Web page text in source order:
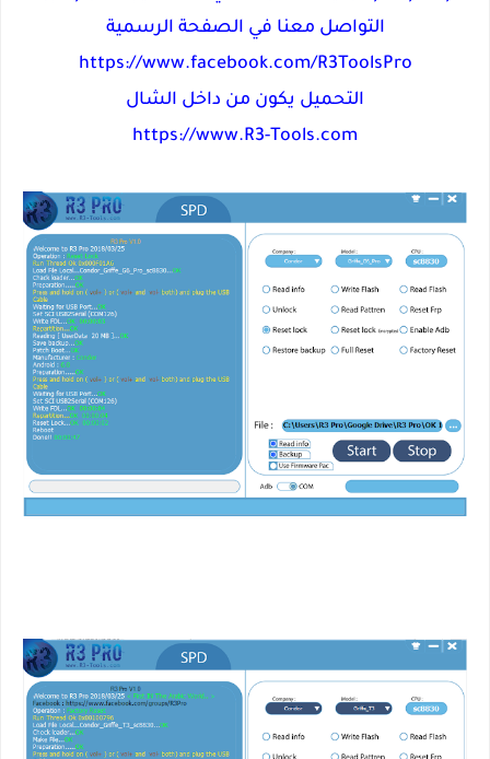
التواصل معنا في الصفحة الرسمية
https://www.facebook.com/R3ToolsPro
التحميل يكون من داخل الشال
https://www.R3-Tools.com